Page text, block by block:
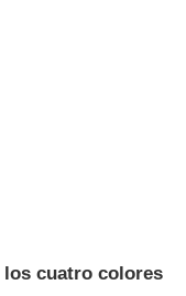
los cuatro colores